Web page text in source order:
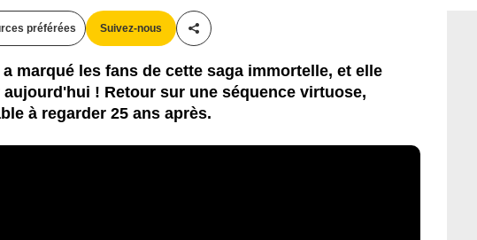
préférées Suivez-nous
Partager cet article
marqué les fans de cette saga immortelle, et elle
! Retour sur une séquence virtuose,
à regarder 25 ans après.